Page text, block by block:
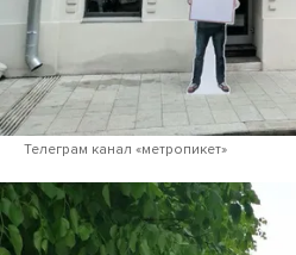
Телеграм канал «метропикет»